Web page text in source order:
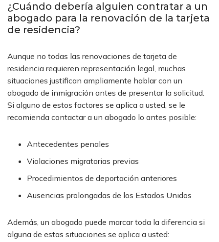
¿Cuándo debería alguien contratar a un
abogado para la renovación de la tarjeta
de residencia?
Aunque no todas las renovaciones de tarjeta de
residencia requieren representación legal, muchas
situaciones justifican ampliamente hablar con un
abogado de inmigración antes de presentar la solicitud.
Si alguno de estos factores se aplica a usted, se le
recomienda contactar a un abogado lo antes posible:
Antecedentes penales
Violaciones migratorias previas
Procedimientos de deportación anteriores
Ausencias prolongadas de los Estados Unidos
Además, un abogado puede marcar toda la diferencia si
alguna de estas situaciones se aplica a usted: